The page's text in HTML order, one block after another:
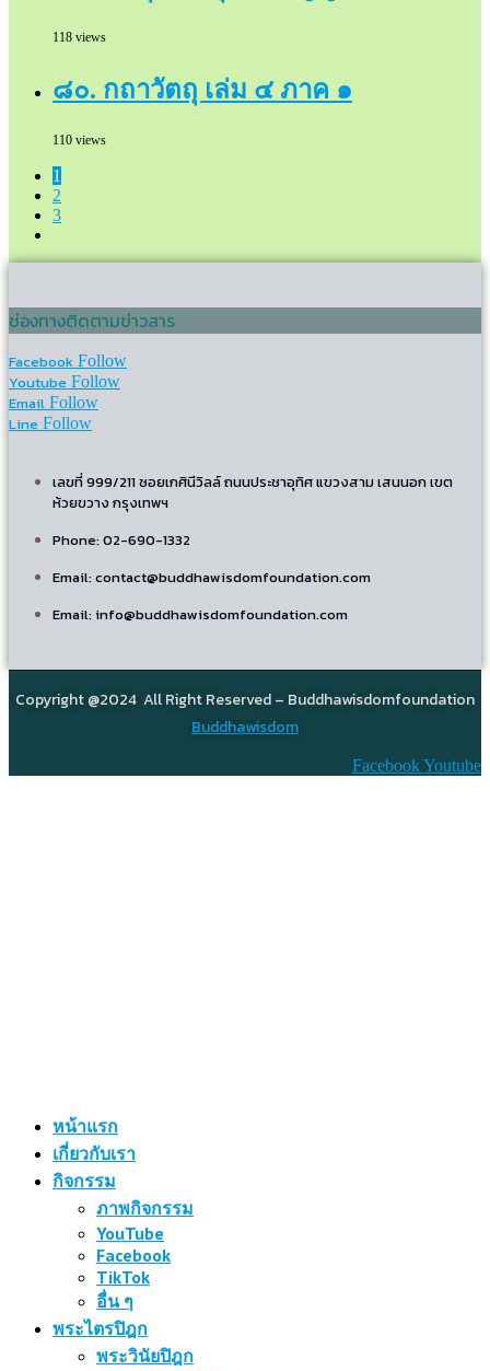
118 views
๘๐. กถาวัตถุ เล่ม ๔ ภาค ๑
110 views
1
2
3
ช่องทางติดตามข่าวสาร
Facebook Follow
Youtube Follow
Email Follow
Line Follow
เลขที่ 999/211 ซอยเกศินีวิลล์ ถนนประชาอุทิศ แขวงสาม เสนนอก เขต
ห้วยขวาง กรุงเทพฯ
Phone: 02-690-1332
Email: contact@buddhawisdomfoundation.com
Email: info@buddhawisdomfoundation.com
Copyright @2024 All Right Reserved – Buddhawisdomfoundation
Buddhawisdom
FacebookYoutube
หน้าแรก
เกี่ยวกับเรา
กิจกรรม
ภาพกิจกรรม
YouTube
Facebook
TikTok
อื่น ๆ
พระไตรปิฎก
พระวินัยปิฎก